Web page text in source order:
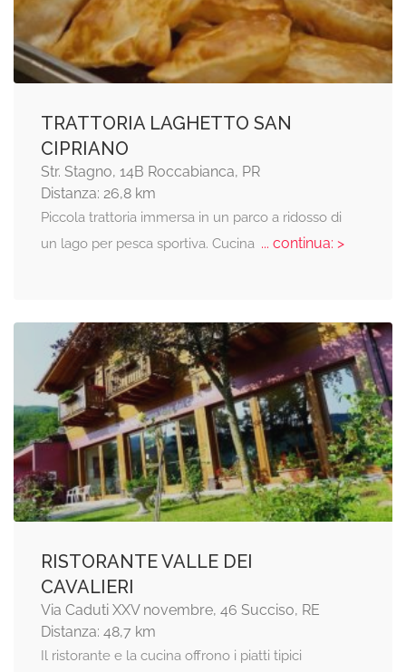
TRATTORIA LAGHETTO SAN
CIPRIANO
Str. Stagno, 14B Roccabianca, PR
Distanza: 26,8 km
Piccola trattoria immersa in un parco a ridosso di
un lago per pesca sportiva. Cucina... continua: >
RISTORANTE VALLE DEI
CAVALIERI
Via Caduti XXV novembre, 46 Succiso, RE
Distanza: 48,7 km
Il ristorante e la cucina offrono i piatti tipici